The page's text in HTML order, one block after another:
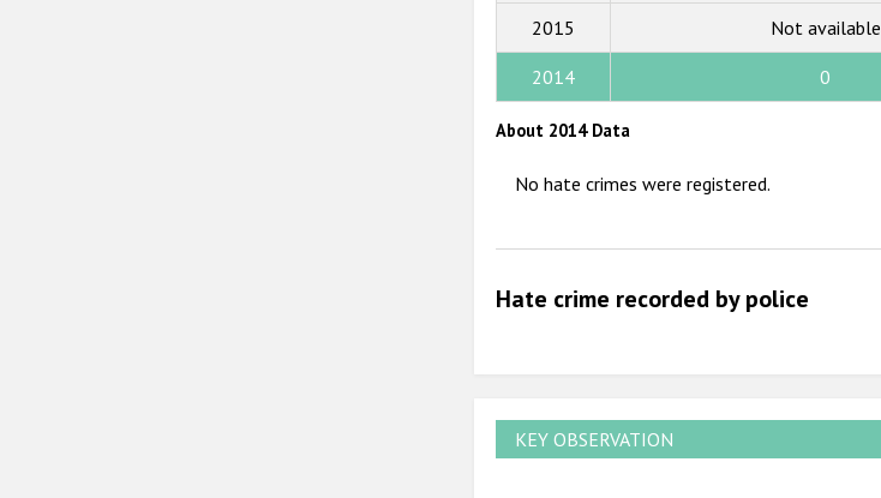
2011
2015 Not available
2014 0
About 2014 Data
No hate crimes were registered.
Hate crime recorded by police
KEY OBSERVATION